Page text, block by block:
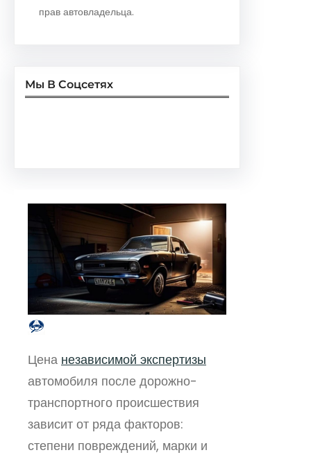
прав автовладельца.
Мы В Соцсетях
Цена независимой экспертизы
автомобиля после дорожно-
транспортного происшествия
зависит от ряда факторов:
степени повреждений, марки и